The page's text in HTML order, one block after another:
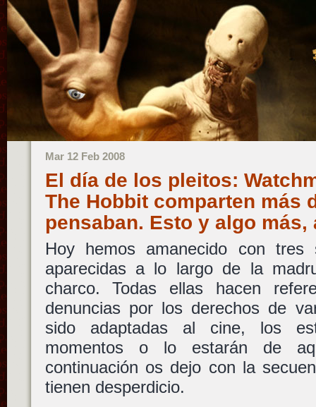
Mar 12 Feb 2008
El día de los pleitos:
The Hobbit comparten más
pensaban. Esto y algo
Hoy hemos amanecido con tres
aparecidas a lo largo de la
charco. Todas ellas hacen
denuncias por los derechos de
sido adaptadas al cine, los
momentos o lo estarán de
continuación os dejo con la
tienen desperdicio.